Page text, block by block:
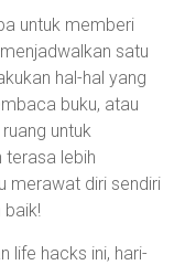
untuk memberi
satu
hal-hal yang
buku, atau
untuk
terasa lebih
merawat diri sendiri
baik!
life hacks ini, hari-